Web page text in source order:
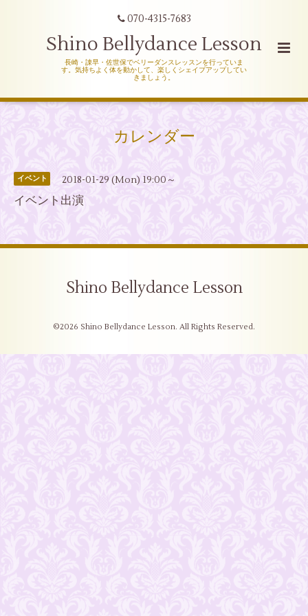
070-4315-7683
Shino Bellydance Lesson
長崎・諌早・佐世保でベリーダンスレッスンを行っていま
す。気持ちよく体を動かして、楽しくシェイプアップしてい
きましょう。
カレンダー
イベント 2018-01-29 (Mon) 19:00～
イベント出演
Shino Bellydance Lesson
©2026 Shino Bellydance Lesson. All Rights Reserved.